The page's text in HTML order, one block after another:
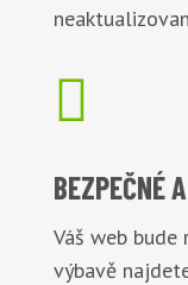

BEZPEČNÉ
Váš web bude
výbavě